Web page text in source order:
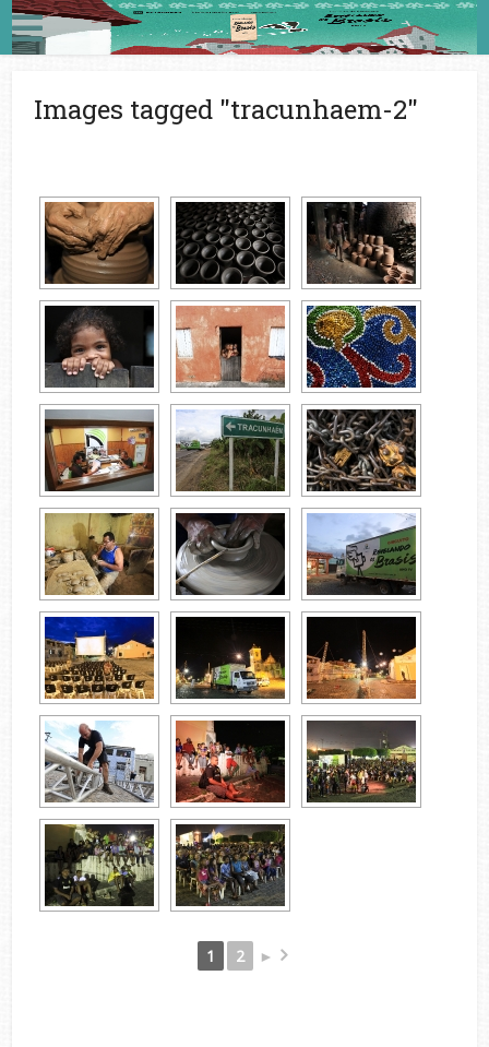
Images tagged "tracunhaem-2"
1 2 ►